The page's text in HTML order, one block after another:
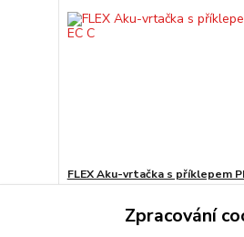
FLEX Aku-vrtačka s příklepem
7 368,90 CZK/ks
Zpracování